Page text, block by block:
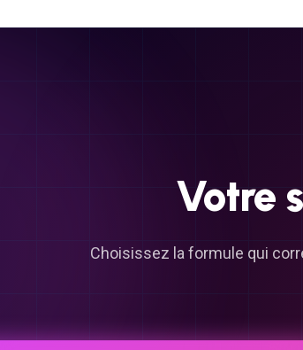
Votre
Choisissez la formule qui